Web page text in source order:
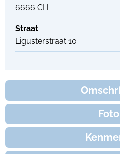
6666 CH
Straat
Ligusterstraat 10